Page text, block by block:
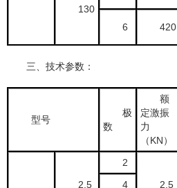
130
6 420
三、技术参数：
型号
极
数
额
定激振
力
（KN）
2.5
2
2.5
4